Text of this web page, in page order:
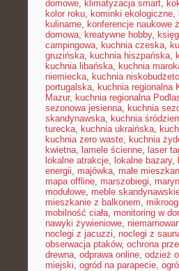
domowe, klimatyzacja smart,
kolor roku, kominki ekologiczne,
kulinarne, konferencje naukowe
domowa, kreatywne hobby,
campingowa, kuchnia czeska,
gruzińska, kuchnia hiszpańska,
kuchnia libańska, kuchnia
niemiecka, kuchnia
portugalska, kuchnia regionalna
Mazur, kuchnia regionalna
sezonowa jesienna, kuchnia
skandynawska, kuchnia
turecka, kuchnia ukraińska,
kuchnia zero waste, kuchnia
kwietna, lamele ścienne, laser
lokalne atrakcje, lokalne bazary,
energii, majówka, małe
mapa offline, marszobiegi,
modułowe, meble
mieszkanie z balkonem,
mobilność ciała, monitoring w
nawyki żywieniowe,
noclegi z jacuzzi, noclegi z
obserwacja ptaków, ochrona
drewna, odprawa online, odzież
miejski, ogród na parapecie,